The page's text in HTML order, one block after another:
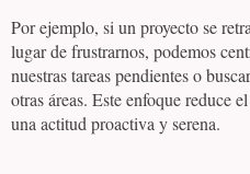
Por ejemplo, si un proyecto se
lugar de frustrarnos, podemos
nuestras tareas pendientes o
otras áreas. Este enfoque reduce
una actitud proactiva y serena.